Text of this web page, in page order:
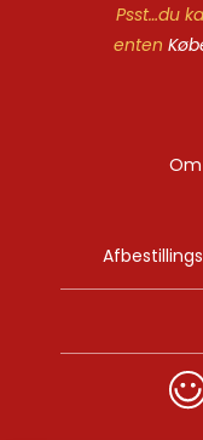
Psst…du
enten